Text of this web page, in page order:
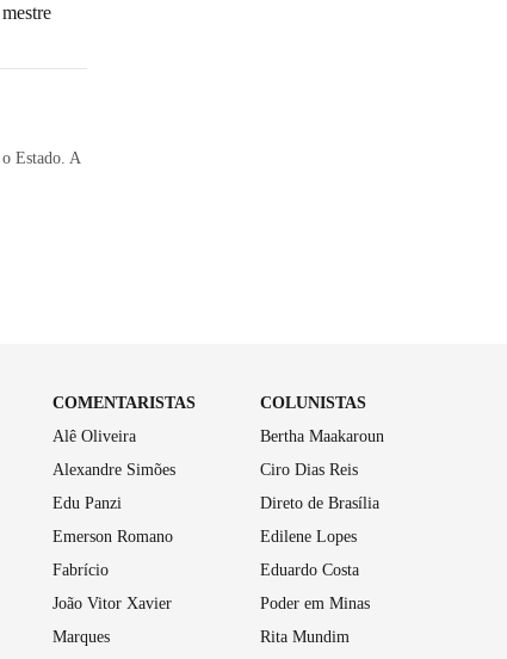
Estado. A
COMENTARISTAS
Alê Oliveira
Alexandre Simões
Edu Panzi
Emerson Romano
Fabrício
João Vitor Xavier
Marques
COLUNISTAS
Bertha Maakaroun
Ciro Dias Reis
Direto de Brasília
Edilene Lopes
Eduardo Costa
Poder em Minas
Rita Mundim